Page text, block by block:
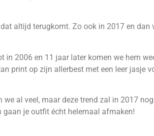
altijd terugkomt. Zo ook in 2017 en
in 2006 en 11 jaar later komen we hem
print op zijn allerbest met een leer jasje
we al veel, maar deze trend zal in 2017
gaan je outfit écht helemaal afmaken!